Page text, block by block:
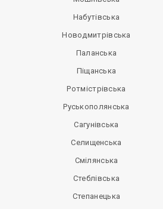
Набутівська
Новодмитрівська
Паланська
Піщанська
Ротмістрівська
Руськополянська
Сагунівська
Селищенська
Смілянська
Стеблівська
Степанецька